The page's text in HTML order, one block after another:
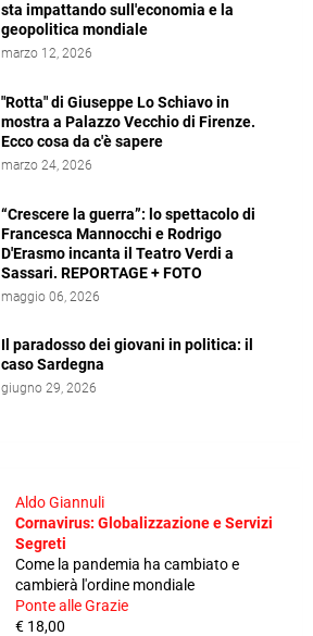
sta impattando sull'economia e la
geopolitica mondiale
marzo 12, 2026
"Rotta" di Giuseppe Lo Schiavo in
mostra a Palazzo Vecchio di Firenze.
Ecco cosa da c'è sapere
marzo 24, 2026
“Crescere la guerra”: lo spettacolo di
Francesca Mannocchi e Rodrigo
D'Erasmo incanta il Teatro Verdi a
Sassari. REPORTAGE + FOTO
maggio 06, 2026
Il paradosso dei giovani in politica: il
caso Sardegna
giugno 29, 2026
Aldo Giannuli
Cornavirus: Globalizzazione e Servizi
Segreti
Come la pandemia ha cambiato e
cambierà l'ordine mondiale
Ponte alle Grazie
€ 18,00